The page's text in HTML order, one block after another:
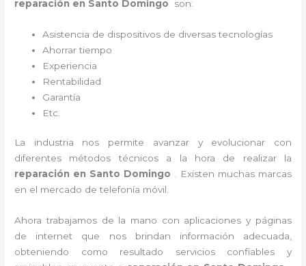
reparación en Santo Domingo son:
Asistencia de dispositivos de diversas tecnologías
Ahorrar tiempo
Experiencia
Rentabilidad
Garantía
Etc.
La industria nos permite avanzar y evolucionar con
diferentes métodos técnicos a la hora de realizar la
reparación en Santo Domingo . Existen muchas marcas
en el mercado de telefonía móvil.
Ahora trabajamos de la mano con aplicaciones y páginas
de internet que nos brindan información adecuada,
obteniendo como resultado servicios confiables y